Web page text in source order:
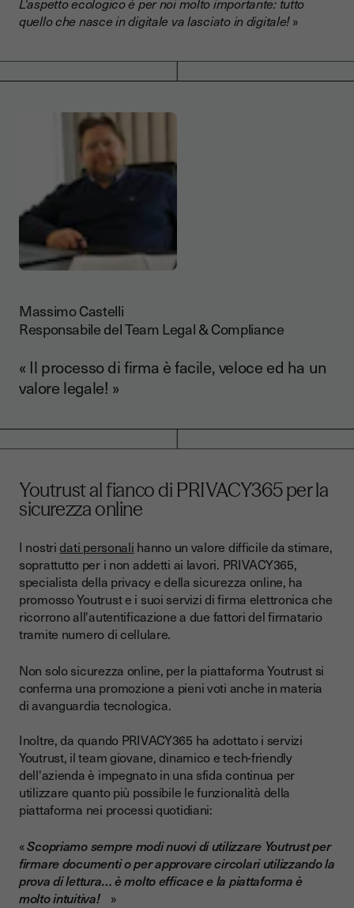
quello che nasce in digitale va lasciato in digitale!»
Massimo Castelli
Responsabile del Team Legal & Compliance
« Il processo di firma è facile, veloce ed ha un
valore legale! »
Youtrust al fianco di PRIVACY365 per la
sicurezza online
I nostridati personali hanno un valore difficile da stimare,
soprattutto per i non addetti ai lavori. PRIVACY365,
specialista della privacy e della sicurezza online, ha
promosso Youtrust e i suoi servizi di firma elettronica che
ricorrono all'autentificazione a due fattori del firmatario
tramite numero di cellulare.
Non solo sicurezza online, per la piattaforma Youtrust si
conferma una promozione a pieni voti anche in materia
di avanguardia tecnologica.
Inoltre, da quando PRIVACY365 ha adottato i servizi
Youtrust, il team giovane, dinamico e tech-friendly
dell'azienda è impegnato in una sfida continua per
utilizzare quanto più possibile le funzionalità della
piattaforma nei processi quotidiani:
«Scopriamo sempre modi nuovi di utilizzare Youtrust per
firmare documenti o per approvare circolari utilizzando la
prova di lettura… è molto efficace e la piattaforma è
molto intuitiva! »